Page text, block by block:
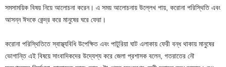
সমসাময়িক বিষয় নিয়ে আলোচনা করেন। এ সময় আলোচনায় উল্লেখ পায়, করোনা পরিস্থিতি এবং
আসন্ন ঈদকে কেন্দ্র করে মানুষের ঘরে ফেরা।
করোনা পরিস্থিতিতে স্বাস্থ্যবিধি উপেক্ষিত এবং পাটুরিয়া ঘাট এলাকায় ফেরী বন্ধ থাকায় মানুষের
ভোগান্তি এই বিষয়ে সাংবাদিকদের উদ্যেশ্য করে জেলা প্রশাসক বলেন, গতরাতের নৌ